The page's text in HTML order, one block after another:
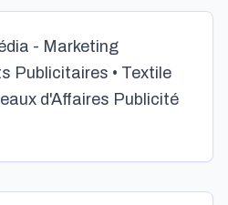
- Marketing
Publicitaires • Textile
d'Affaires Publicité